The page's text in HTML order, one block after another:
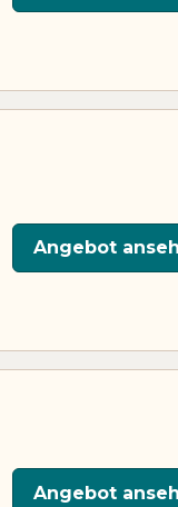
Angebot
Angebot